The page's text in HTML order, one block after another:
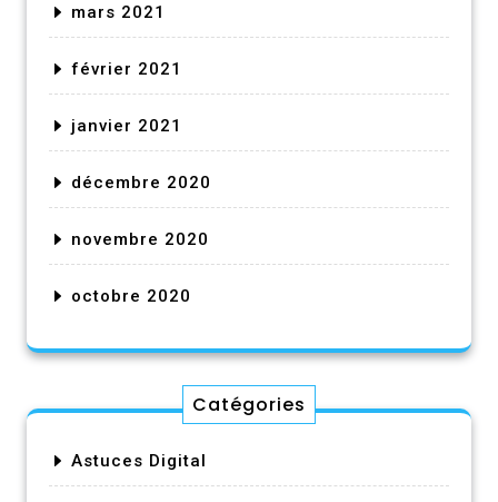
mars 2021
février 2021
janvier 2021
décembre 2020
novembre 2020
octobre 2020
Catégories
Astuces Digital